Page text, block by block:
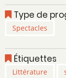
Type de
Spectacles
Étiquettes
Littérature